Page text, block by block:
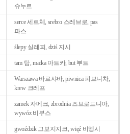
슈누르
serce 세르체, srebro 스레브로, pas
파스
ślepy 실레피, dziś 지시
tam 탐, matka 마트카, but 부트
Warszawa 바르샤바, piwnica 피브니차,
krew 크레프
zamek 자메크, zbrodnia 즈브로드니아,
wywóz 비부스
gwoździk 그보지지크, więź 비엥시